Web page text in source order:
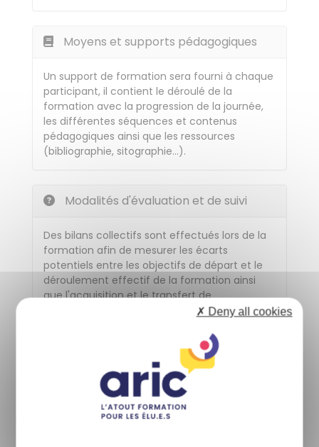
Moyens et supports pédagogiques
Un support de formation sera fourni à chaque
participant, il contient le déroulé de la
formation avec la progression de la journée,
les différentes séquences et contenus
pédagogiques ainsi que les ressources
(bibliographie, sitographie…).
Modalités d'évaluation et de suivi
Des bilans collectifs sont effectués lors de la
formation afin de mesurer les écarts
potentiels entre les objectifs de départ et le
déroulement effectif de la formation ainsi
que l'acquisition et le transfert de
connaissances. Ces bilans se matérialisent
aux participants. A l'issue de la formation, des
questionnaires d'évaluation sont distribués
aux participants et au formateur. Ils sont
complétés sur place. Un questionnaire à froid
est envoyé quelques mois après la formation.
Ces évaluations permettent de recueillir, à
✗ Deny all cookies